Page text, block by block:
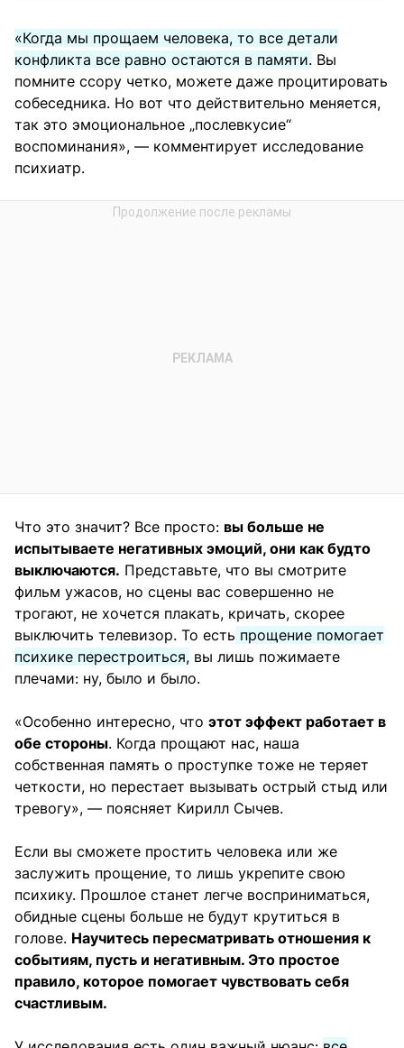
«Когда мы прощаем человека, то все детали
конфликта все равно остаются в памяти. Вы
помните ссору четко, можете даже процитировать
собеседника. Но вот что действительно меняется,
так это эмоциональное „послевкусие“
воспоминания», — комментирует исследование
психиатр.
Что это значит? Все просто: вы больше не
испытываете негативных эмоций, они как будто
выключаются. Представьте, что вы смотрите
фильм ужасов, но сцены вас совершенно не
трогают, не хочется плакать, кричать, скорее
выключить телевизор. То есть прощение помогает
психике перестроиться, вы лишь пожимаете
плечами: ну, было и было.
«Особенно интересно, что этот эффект работает в
обе стороны. Когда прощают нас, наша
собственная память о проступке тоже не теряет
четкости, но перестает вызывать острый стыд или
тревогу», — поясняет Кирилл Сычев.
Если вы сможете простить человека или же
заслужить прощение, то лишь укрепите свою
психику. Прошлое станет легче восприниматься,
обидные сцены больше не будут крутиться в
голове. Научитесь пересматривать отношения к
событиям, пусть и негативным. Это простое
правило, которое помогает чувствовать себя
счастливым.